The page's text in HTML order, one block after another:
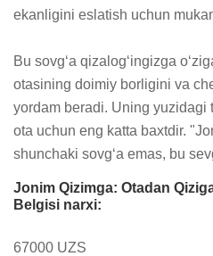
ekanligini eslatish uchun
Bu sovg‘a qizalog‘ingizga
otasining doimiy borligini va
yordam beradi. Uning yuzidagi
ota uchun eng katta baxtdir.
shunchaki sovg‘a emas, bu
Jonim Qizimga: Otadan
Belgisi narxi:
67000 UZS